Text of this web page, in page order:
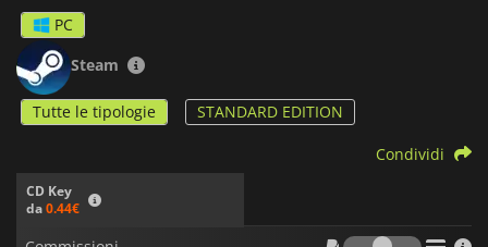
PC
Steam
Tutte le tipologie STANDARD EDITION
CD Key
da0.44€
Condividi